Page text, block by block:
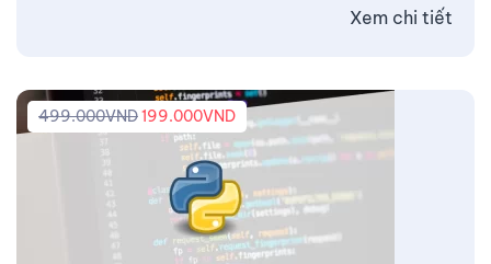
Xem chi tiết
499.000VND199.000VND